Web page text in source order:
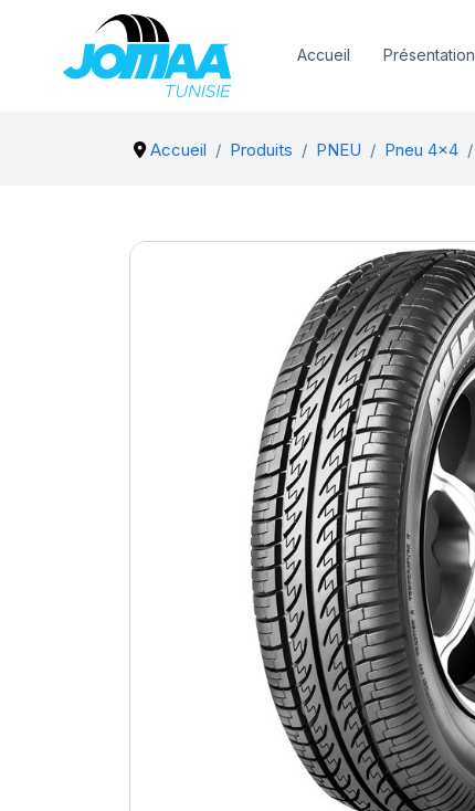
Accueil Présentation
Accueil Produits PNEU Pneu 4x4